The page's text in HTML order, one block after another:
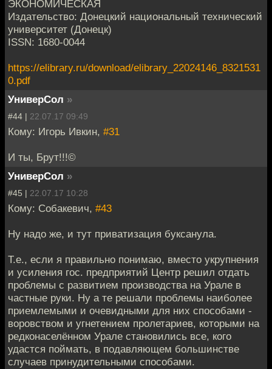
ЭКОНОМИЧЕСКАЯ
Издательство: Донецкий национальный технический
университет (Донецк)
ISSN: 1680-0044
https://elibrary.ru/download/elibrary_22024146_8321531
0.pdf
УниверСол »
#44 | 22.07.17 09:49
Кому: Игорь Ивкин, #31
И ты, Брут!!!©
УниверСол »
#45 | 22.07.17 10:28
Кому: Собакевич, #43
Ну надо же, и тут приватизация буксанула.
Т.е., если я правильно понимаю, вместо укрупнения
и усиления гос. предприятий Центр решил отдать
проблемы с развитием производства на Урале в
частные руки. Ну а те решали проблемы наиболее
приемлемыми и очевидными для них способами -
воровством и угнетением пролетариев, которыми на
редконаселённом Урале становились все, кого
удастся поймать, в подавляющем большинстве
случаев принудительными способами.